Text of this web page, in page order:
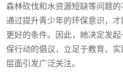
森林砍伐和水资源短缺等问题
通过提升青少年的环保意识，
更好的条件。因此，她决定发
保行动的倡议，立足于教育、
层面引发广泛关注。